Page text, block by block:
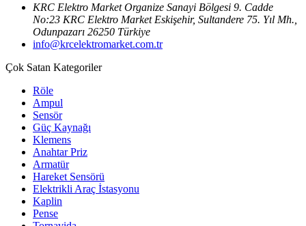
KRC Elektro Market Organize Sanayi Bölgesi 9. Cadde
No:23 KRC Elektro Market Eskişehir, Sultandere 75. Yıl Mh.,
Odunpazarı 26250 Türkiye
info@krcelektromarket.com.tr
Çok Satan Kategoriler
Röle
Ampul
Sensör
Güç Kaynağı
Klemens
Anahtar Priz
Armatür
Hareket Sensörü
Elektrikli Araç İstasyonu
Kaplin
Pense